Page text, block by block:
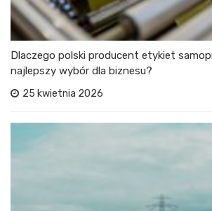
Dlaczego polski producent etykiet
najlepszy wybór dla biznesu?
25 kwietnia 2026